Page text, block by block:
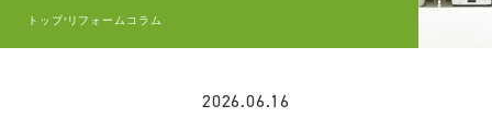
トップ>リフォームコラム
2026.06.16